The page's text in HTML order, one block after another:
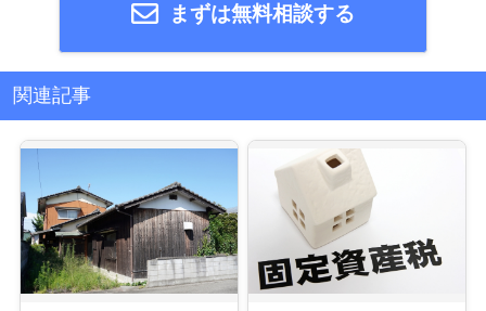
まずは無料相談する
関連記事